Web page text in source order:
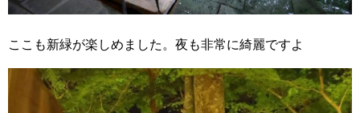
ここも新緑が楽しめました。夜も非常に綺麗ですよ